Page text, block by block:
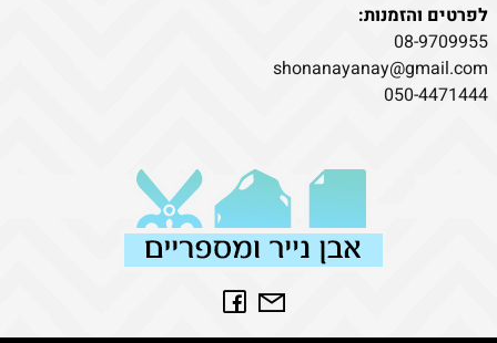
לפרטים והזמנות:
08-9709955
shonanayanay@gmail.com
050-4471444